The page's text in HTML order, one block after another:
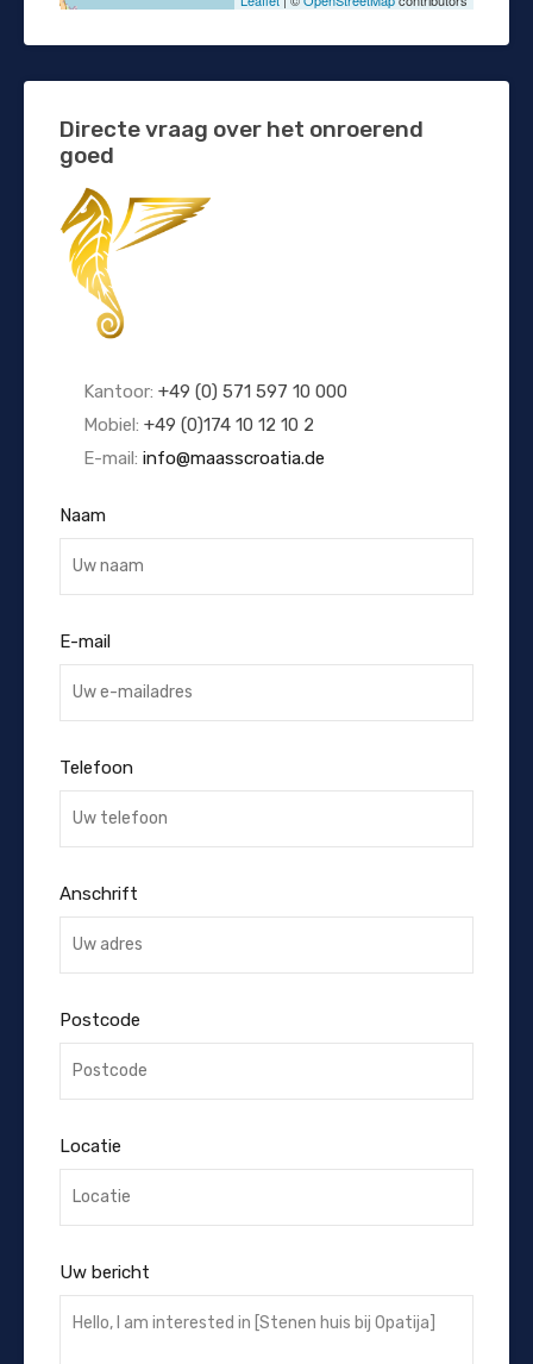
Directe vraag over het onroerend
goed
Kantoor: +49 (0) 571 597 10 000
Mobiel: +49 (0)174 10 12 10 2
E-mail: info@maasscroatia.de
Naam
E-mail
Telefoon
Anschrift
Postcode
Locatie
Uw bericht